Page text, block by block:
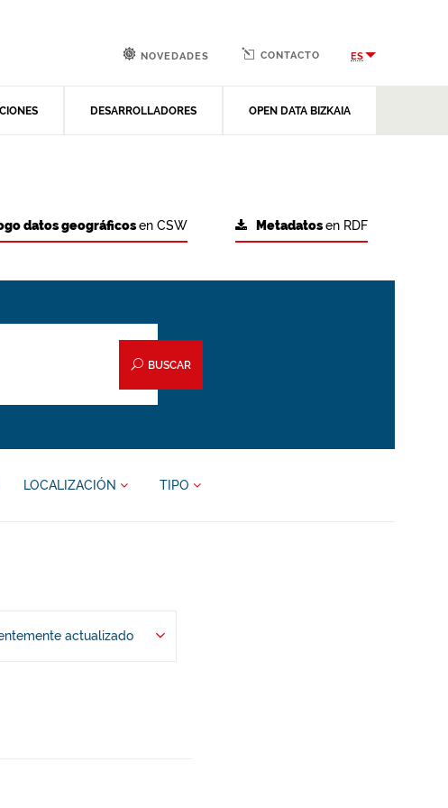
DESARROLLADORES OPEN DATA BIZKAIA
NOVEDADES CONTACTO ES
Metadatosen RDF
datos geográficosen CSW
BUSCAR
LOCALIZACIÓN TIPO
actualizado